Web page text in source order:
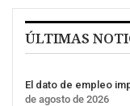
ÚLTIMAS
El dato de empleo
de agosto de 2026